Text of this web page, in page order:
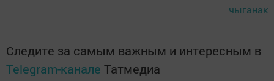
чыганак
Следите за самым важным и интересным в
Telegram-канале Татмедиа